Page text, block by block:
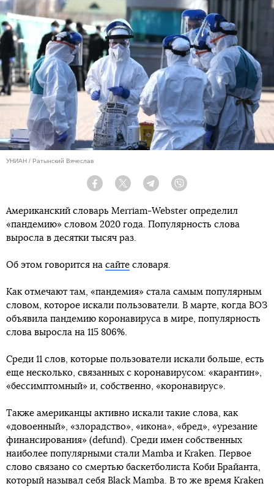
УНИАН / Ратынский Вячеслав
Facebook Twitter Telegram
Американский словарь Merriam-Webster определил
«пандемию» словом 2020 года. Популярность слова
выросла в десятки тысяч раз.
Об этом говорится на сайте словаря.
Как отмечают там, «пандемия» стала самым популярным
словом, которое искали пользователи. В марте, когда ВОЗ
объявила пандемию коронавируса в мире, популярность
слова выросла на 115 806%.
Среди 11 слов, которые пользователи искали больше, есть
еще несколько, связанных с коронавирусом: «карантин»,
«бессимптомный» и, собственно, «коронавирус».
Также американцы активно искали такие слова, как
«довоенный», «злорадство», «икона», «бред», «урезание
финансирования» (defund). Среди имен собственных
наиболее популярными стали Mamba и Kraken. Первое
слово связано со смертью баскетболиста Коби Брайанта,
который называл себя Black Mamba. В то же время Kraken